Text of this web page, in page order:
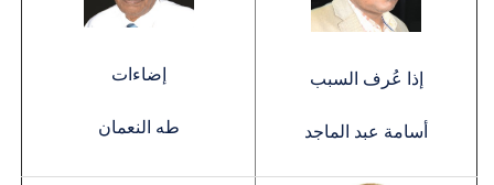
إذا عُرف السبب
أسامة عبد الماجد
إضاءات
طه النعمان